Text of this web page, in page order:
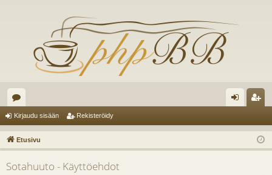
es
ku
st
el
au
du
ist
er
Kirjaudu sisään Rekisteröidy
Etusivu
Sotahuuto - Käyttöehdot